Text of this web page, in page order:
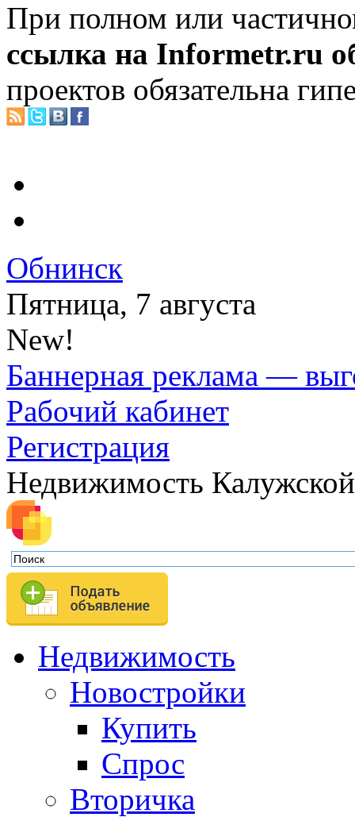
При полном или
ссылка на Informetr.ru
проектов обязательна
Обнинск
Пятница, 7 августа
New!
Баннерная реклама —
Рабочий кабинет
Регистрация
Недвижимость
Недвижимость
Новостройки
Купить
Спрос
Вторичка